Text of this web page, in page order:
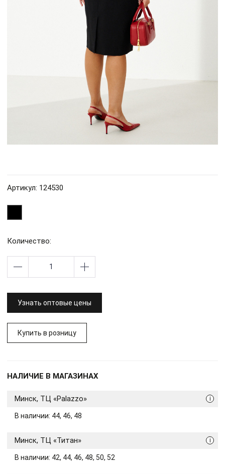
Артикул: 124530
Количество:
Узнать оптовые цены
Купить в розницу
НАЛИЧИЕ В МАГАЗИНАХ
i
Минск, ТЦ «Palazzo»
В наличии: 44, 46, 48
i
Минск, ТЦ «Титан»
В наличии: 42, 44, 46, 48, 50, 52